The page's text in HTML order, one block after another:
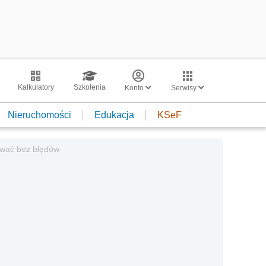
Kalkulatory Szkolenia Konto Serwisy
Nieruchomości Edukacja KSeF
bez błędów